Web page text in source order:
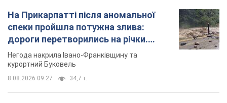
На Прикарпатті після аномальної
спеки пройшла потужна злива:
дороги перетворились на річки.
Відео
Негода накрила Івано-Франківщину та
курортний Буковель
8.08.2026 09:27 34,7 т.